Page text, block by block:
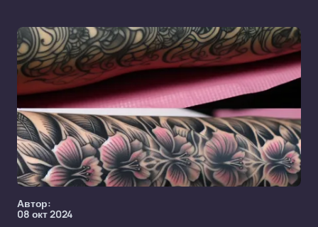
Автор:
08 окт 2024